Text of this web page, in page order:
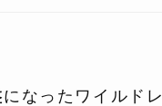
になったワイルド